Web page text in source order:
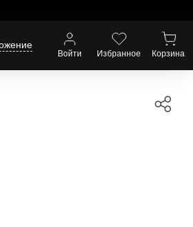
Избранное Корзина
Войти